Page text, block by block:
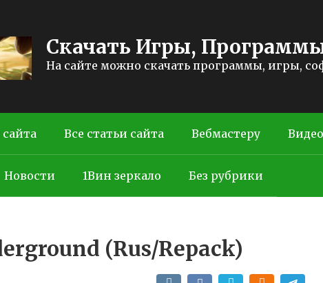
Скачать Игры,
На сайте можно скачать программы, игры,
Все статьи сайта Вебмастеру Видео
Новости 1Вин зеркало Без рубрики
(Rus/Repack)